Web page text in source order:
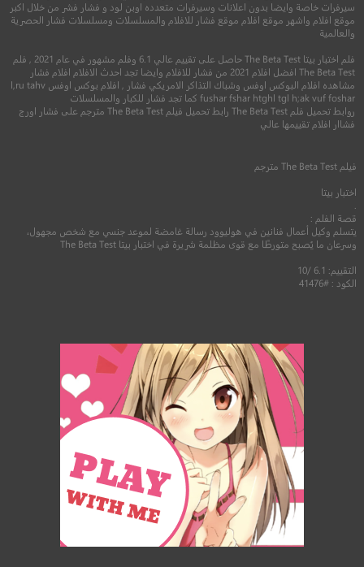
2022
7.2
سيرفرات خاصة وايضا بدون اعلانات وسيرفرات متعدده اوبن لود و فشار فشر من خلال اكبر
موقع افلام واشهر موقع افلام موقع فشار للافلام والمسلسلات ومسلسلات فشار الحصرية
والعالمية
فلم اختبار بيتا The Beta Test حاصل على تقييم عالي 6.1 وفلم مشهور في عام 2021 , فلم
The Beta Test افضل افلام 2021 من فشار للافلام وايضا تجد احدث الافلام افلام فشار
مشاهده افلام البوكس اوفس وشباك التذاكر الامريكي فشار , افلام بوكس اوفس l,ru tahv
fushar fshar htghl tgl h;ak vuf foshar كما تجد فشار للكبار والمسلسلات
روابط تحميل فلم The Beta Test رابط تحميل فيلم The Beta Test مترجم على فشار اورج
فشاار افلام تقييمها عالي
فيلم The Beta Testمترجم
اختبار بيتا
قصة الفلم :
يتسلم وكيل أعمال فنانين في هوليوود رسالة غامضة لموعد جنسي مع شخص مجهول،
وسرعان ما يُصبح متورطًا مع قوى مظلمة شريرة في اختبار بيتا The Beta Test
التقييم: 6.1 /10
الكود : #41476